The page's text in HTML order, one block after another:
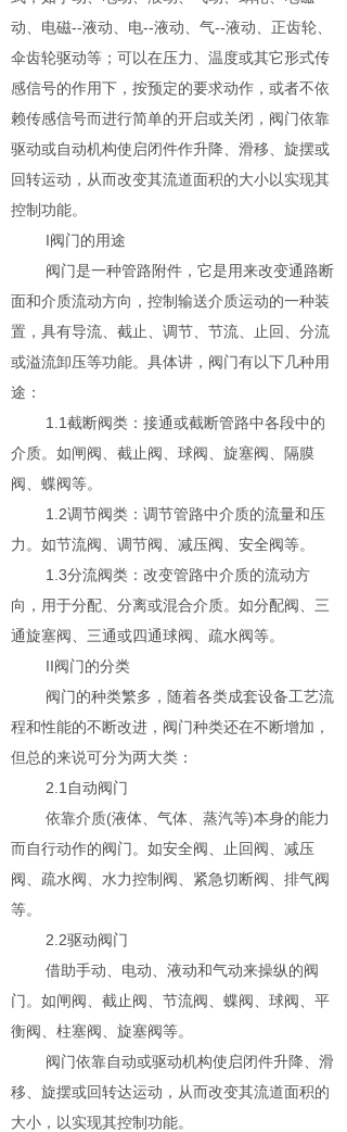
动、电磁--液动、电--液动、气--液动、正齿轮、
伞齿轮驱动等；可以在压力、温度或其它形式传
感信号的作用下，按预定的要求动作，或者不依
赖传感信号而进行简单的开启或关闭，阀门依靠
驱动或自动机构使启闭件作升降、滑移、旋摆或
回转运动，从而改变其流道面积的大小以实现其
控制功能。
I阀门的用途
阀门是一种管路附件，它是用来改变通路断
面和介质流动方向，控制输送介质运动的一种装
置，具有导流、截止、调节、节流、止回、分流
或溢流卸压等功能。具体讲，阀门有以下几种用
途：
1.1截断阀类：接通或截断管路中各段中的
介质。如闸阀、截止阀、球阀、旋塞阀、隔膜
阀、蝶阀等。
1.2调节阀类：调节管路中介质的流量和压
力。如节流阀、调节阀、减压阀、安全阀等。
1.3分流阀类：改变管路中介质的流动方
向，用于分配、分离或混合介质。如分配阀、三
通旋塞阀、三通或四通球阀、疏水阀等。
II阀门的分类
阀门的种类繁多，随着各类成套设备工艺流
程和性能的不断改进，阀门种类还在不断增加，
但总的来说可分为两大类：
2.1自动阀门
依靠介质(液体、气体、蒸汽等)本身的能力
而自行动作的阀门。如安全阀、止回阀、减压
阀、疏水阀、水力控制阀、紧急切断阀、排气阀
等。
2.2驱动阀门
借助手动、电动、液动和气动来操纵的阀
门。如闸阀、截止阀、节流阀、蝶阀、球阀、平
衡阀、柱塞阀、旋塞阀等。
阀门依靠自动或驱动机构使启闭件升降、滑
移、旋摆或回转达运动，从而改变其流道面积的
大小，以实现其控制功能。